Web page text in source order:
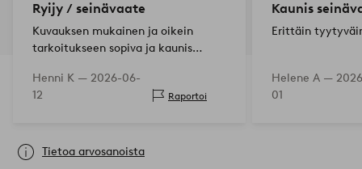
Ryijy / seinävaate
Kuvauksen mukainen ja oikein
tarkoitukseen sopiva ja kaunis
Henni K — 2026-06-
12
Raportoi
Kaunis
Erittäin
Helene A —
01
Tietoa arvosanoista